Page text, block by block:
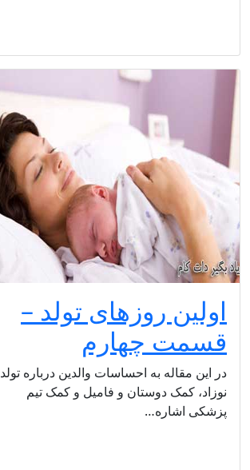
اولین روزهای تولد –
قسمت چهارم
در این مقاله به احساسات والدین درباره تولد
نوزاد، کمک دوستان و فامیل و کمک تیم
پزشکی اشاره…